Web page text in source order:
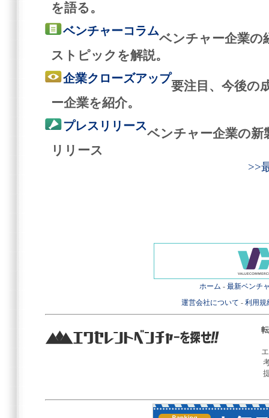
を語る。
ベンチャーコラム
ベンチャー企業の
ストピックを解説。
企業クローズアップ
要注目、今後の
ー企業を紹介。
プレスリリース
ベンチャー企業の新
リリース
>>
ホーム - 最新ベンチ
運営会社について - 利用規